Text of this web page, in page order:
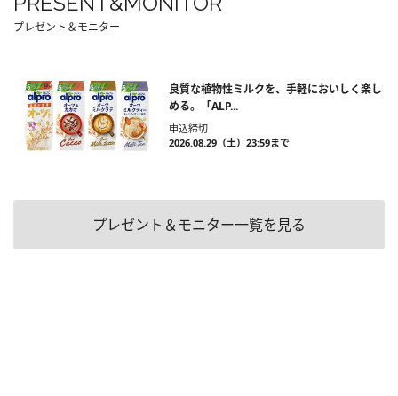
プレゼント＆モニター
良質な植物性ミルクを、手軽においしく楽し
める。「ALP...
申込締切
2026.08.29（土）23:59まで
プレゼント＆モニター一覧を見る